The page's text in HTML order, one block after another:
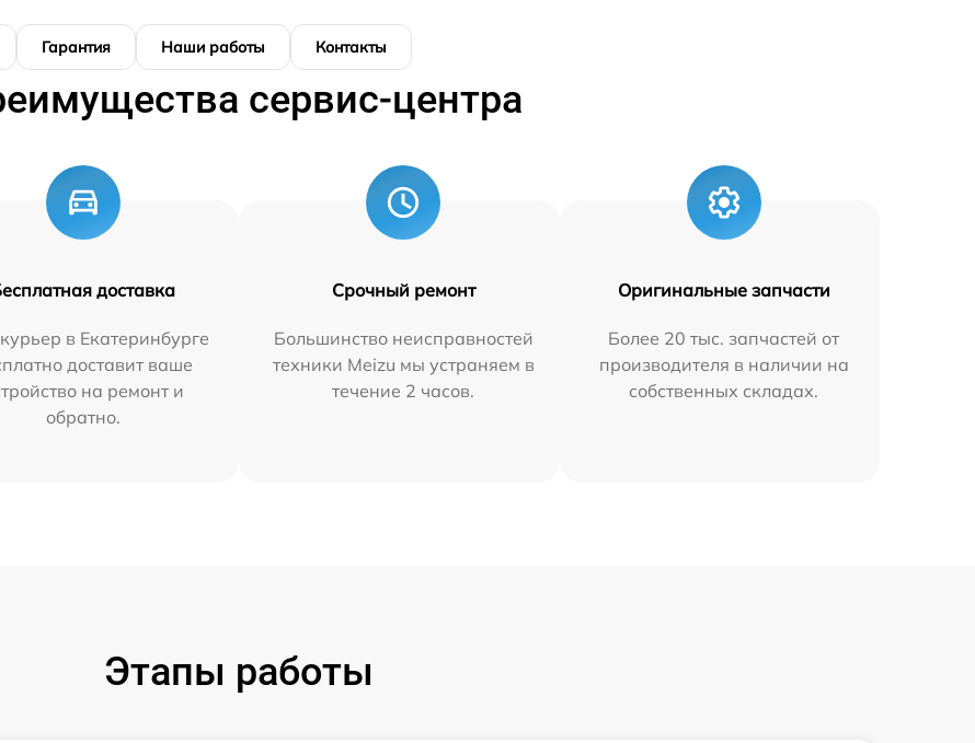
Гарантия Наши работы Контакты
сервис-центра
доставка
в Екатеринбурге
доставит ваше
на ремонт и
обратно.
Срочный ремонт
Большинство неисправностей
техники Meizu мы устраняем в
течение 2 часов.
Оригинальные запчасти
Более 20 тыс. запчастей от
производителя в наличии на
собственных складах.
Этапы работы